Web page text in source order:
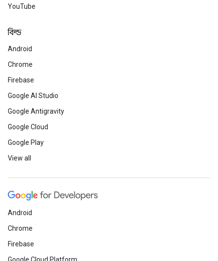
YouTube
বিল্ড
Android
Chrome
Firebase
Google AI Studio
Google Antigravity
Google Cloud
Google Play
View all
Android
Chrome
Firebase